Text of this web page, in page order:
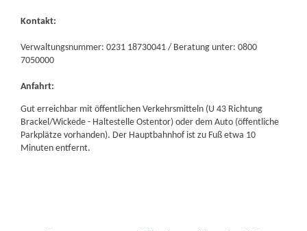
Kontakt:
Verwaltungsnummer: 0231 18730041 / Beratung unter: 0800
7050000
Anfahrt:
Gut erreichbar mit öffentlichen Verkehrsmitteln (U 43 Richtung
Brackel/Wickede - Haltestelle Ostentor) oder dem Auto (öffentliche
Parkplätze vorhanden). Der Hauptbahnhof ist zu Fuß etwa 10
Minuten entfernt.